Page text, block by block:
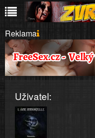
Reklama
Uživatel: